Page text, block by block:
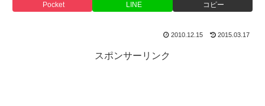
Pocket LINE コピー
2010.12.15 2015.03.17
スポンサーリンク